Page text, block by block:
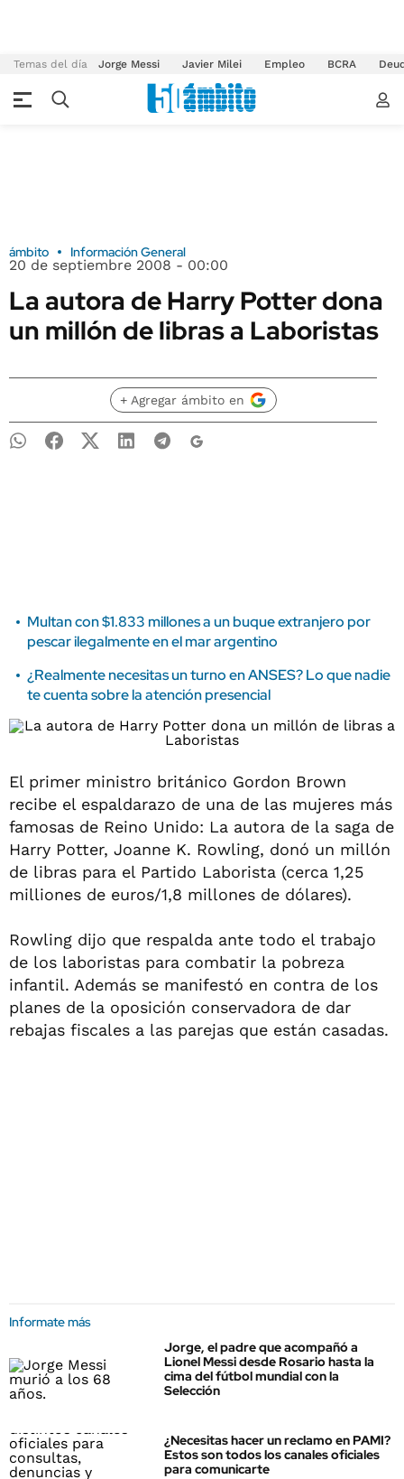
Temas del día Jorge Messi Javier Milei Empleo BCRA
ámbito Información General
20 de septiembre 2008 - 00:00
La autora de Harry Potter dona
un millón de libras a Laboristas
+ Agregar ámbito en
Multan con $1.833 millones a un buque extranjero por
pescar ilegalmente en el mar argentino
¿Realmente necesitas un turno en ANSES? Lo que nadie
te cuenta sobre la atención presencial
El primer ministro británico Gordon Brown
recibe el espaldarazo de una de las mujeres más
famosas de Reino Unido: La autora de la saga de
Harry Potter, Joanne K. Rowling, donó un millón
de libras para el Partido Laborista (cerca 1,25
milliones de euros/1,8 millones de dólares).
Rowling dijo que respalda ante todo el trabajo
de los laboristas para combatir la pobreza
infantil. Además se manifestó en contra de los
planes de la oposición conservadora de dar
rebajas fiscales a las parejas que están casadas.
Informate más
Jorge, el padre que acompañó a
Lionel Messi desde Rosario hasta la
cima del fútbol mundial con la
Selección
¿Necesitas hacer un reclamo en PAMI?
Estos son todos los canales oficiales
para comunicarte